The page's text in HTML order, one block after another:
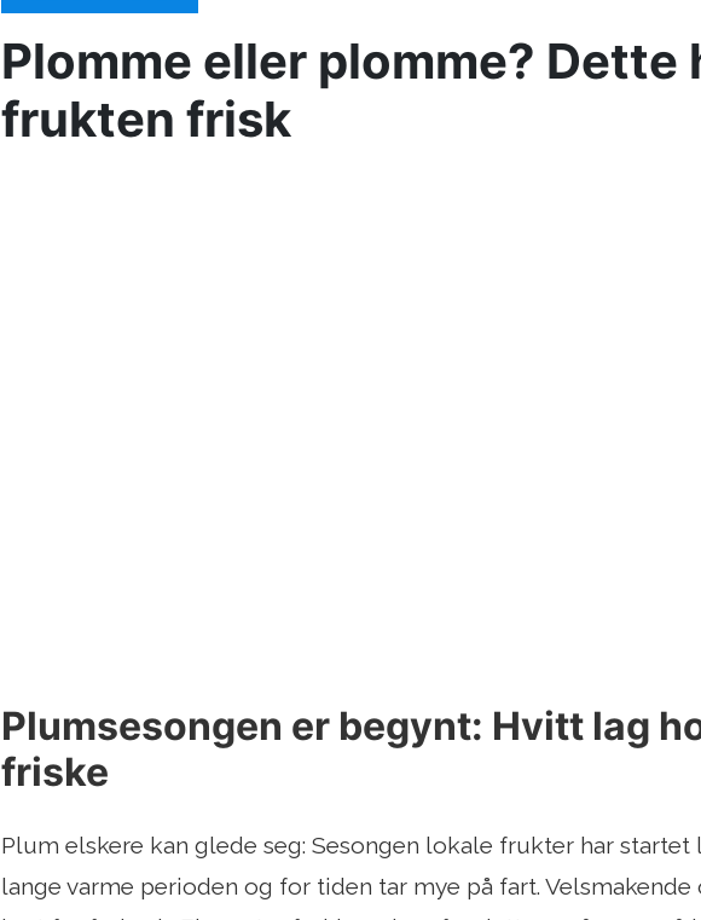
Plomme eller plomme? Dette
frukten frisk
Plumsesongen er begynt: Hvitt lag
friske
Plum elskere kan glede seg: Sesongen lokale frukter har
lange varme perioden og for tiden tar mye på fart. Velsmakende